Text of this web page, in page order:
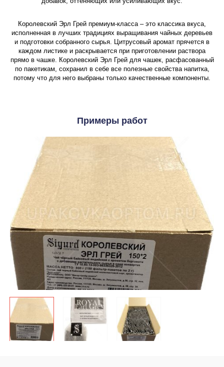
Королевский Эрл Грей премиум-класса – это классика вкуса,
исполненная в лучших традициях выращивания чайных деревьев
и подготовки собранного сырья. Цитрусовый аромат прячется в
каждом листике и раскрывается при приготовлении раствора
прямо в чашке. Королевский Эрл Грей для чашек, расфасованный
по пакетикам, сохранил в себе все полезные свойства напитка,
потому что для него выбраны только качественные компоненты.
Примеры работ